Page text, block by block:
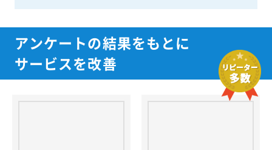
アンケートの結果をもとに
サービスを改善